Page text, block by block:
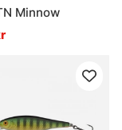
Minnow